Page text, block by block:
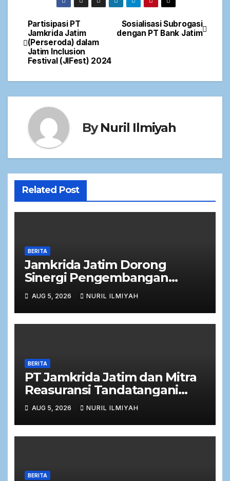
Sosialisasi Subrogasi
dengan PT Bank Jatim
Partisipasi PT
Jamkrida Jatim
(Perseroda) dalam
Jatim Inclusion
Festival (JIFest) 2024
ByNuril Ilmiyah
Related Post
BERITA
Jamkrida Jatim Dorong
Sinergi Pengembangan
Potensi Petani Cabai bersama
Bank Jatim
AUG 5, 2026 NURIL ILMIYAH
BERITA
PT Jamkrida Jatim dan Mitra
Reasuransi Tandatangani
Perjanjian Facultative
Obligatory 2026
AUG 5, 2026 NURIL ILMIYAH
BERITA